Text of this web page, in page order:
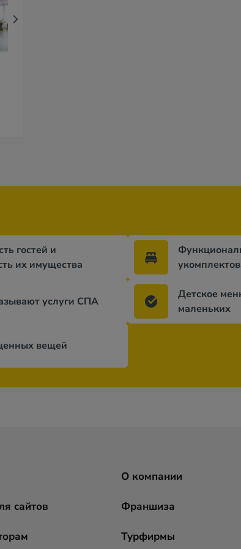
гостей и
их имущества
услуги СПА
Детское
маленьких
вещей
сайтов
О компании
Франшиза
Турфирмы